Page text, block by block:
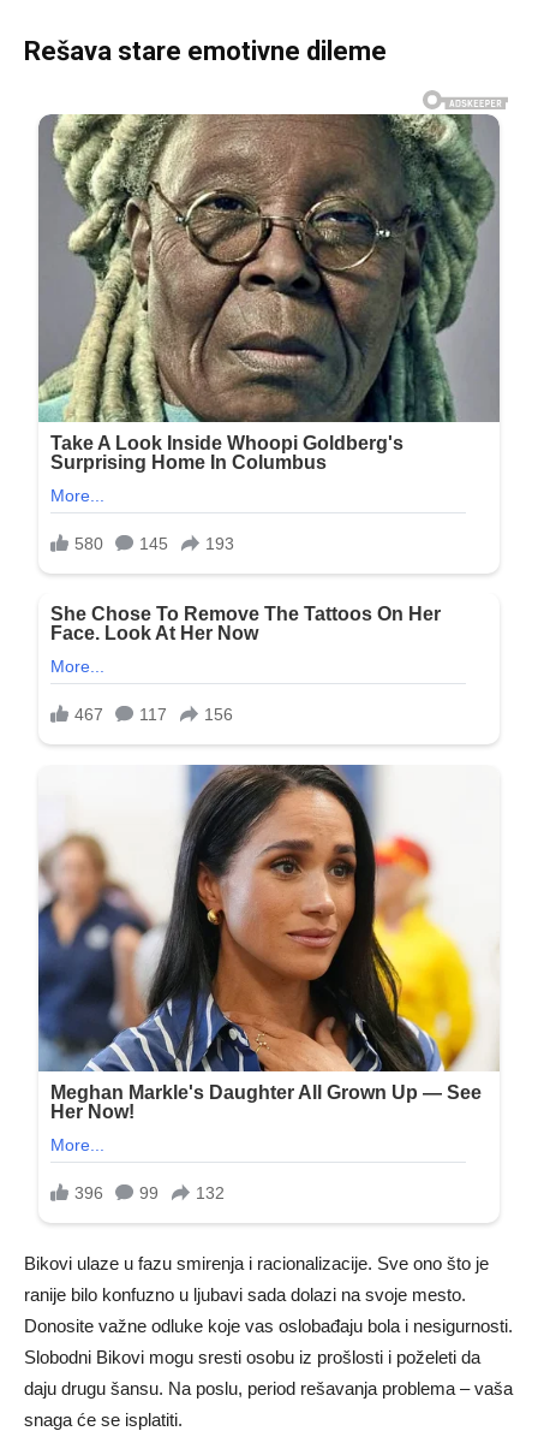
Rešava stare emotivne dileme
Bikovi ulaze u fazu smirenja i racionalizacije. Sve ono što je
ranije bilo konfuzno u ljubavi sada dolazi na svoje mesto.
Donosite važne odluke koje vas oslobađaju bola i nesigurnosti.
Slobodni Bikovi mogu sresti osobu iz prošlosti i poželeti da
daju drugu šansu. Na poslu, period rešavanja problema – vaša
snaga će se isplatiti.